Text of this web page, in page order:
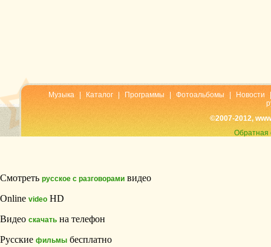
Музыка Каталог Программы Фотоальбомы Новости
©2007-2012,
Обратная
Смотреть русское с разговорами видео
Online video HD
Видео скачать на телефон
Русские фильмы бесплатно